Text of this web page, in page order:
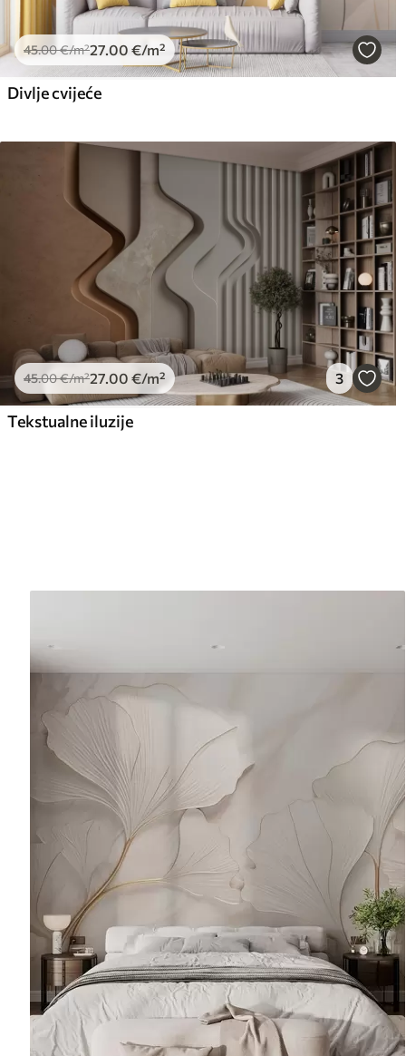
45.00€/m²27 .00 €/m²
Divlje cvijeće
45.00€/m²27.00 €/m² 3
Tekstualne iluzije